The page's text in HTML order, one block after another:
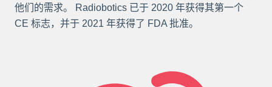
他们的需求。 Radiobotics 已于 2020 年获得其第一个
CE 标志，并于 2021 年获得了 FDA 批准。